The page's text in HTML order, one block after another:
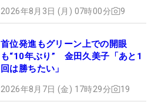
2026年8月3日 (月) 07時00分 9
首位発進もグリーン上での開眼
も“10年ぶり” 金田久美子「あと1
回は勝ちたい」
2026年8月7日 (金) 17時29分 19